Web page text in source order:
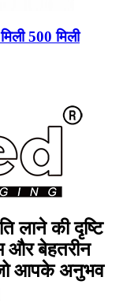
500 मिली
लाने की दृष्टि
और बेहतरीन
जो आपके अनुभव